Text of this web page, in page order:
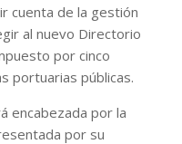
cuenta de la gestión
al nuevo Directorio
por cinco
portuarias públicas.
encabezada por la
por su